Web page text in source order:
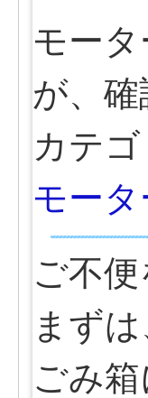
モー
が、
カテゴ
モー
ご不
まず
ごみ